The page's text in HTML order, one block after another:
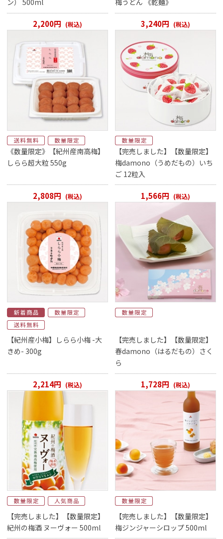
ン） 500ml
2,200円 (税込)
梅うどん 《乾麺》
3,240円 (税込)
《数量限定》【紀州産南高梅】
しらら超大粒 550g
2,808円 (税込)
【完売しました】【数量限定】
梅damono（うめだもの）いち
ご 12粒入
1,566円 (税込)
【紀州産小梅】しらら小梅 -大
きめ- 300g
2,214円 (税込)
【完売しました】【数量限定】
春damono（はるだもの）さく
ら
1,728円 (税込)
【完売しました】【数量限定】
紀州の梅酒 ヌーヴォー 500ml
【完売しました】【数量限定】
梅ジンジャーシロップ 500ml